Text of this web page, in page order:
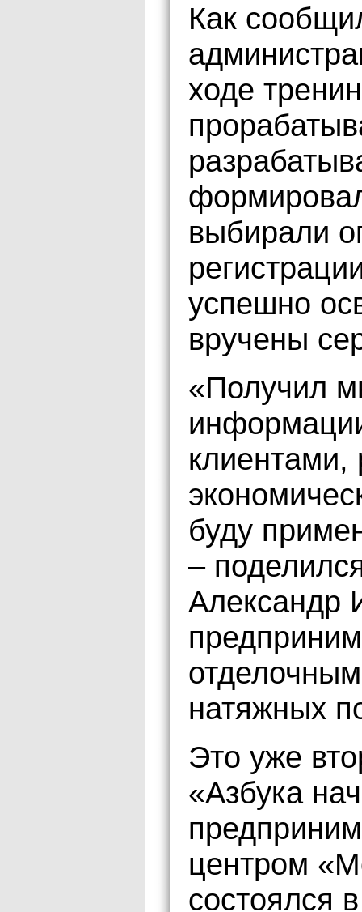
Как
ходе
выбирали
успешно
вручены
«Получил
клиентами,
буду
–
Александр
натяжных
Это уже
«Азбука
центром
состоялся